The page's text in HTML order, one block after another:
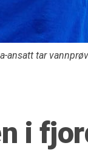
ansatt tar
i